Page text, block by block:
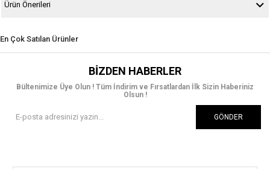
Ürün Önerileri
En Çok Satılan Ürünler
BIZDEN HABERLER
Bültenimize Üye Olun ! Tüm İndirim ve Fırsatlardan İlk Sizin Haberiniz
Olsun !
GÖNDER